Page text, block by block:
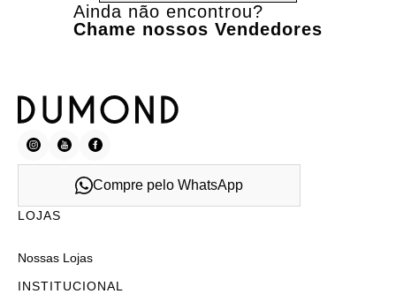
Ainda não encontrou?
Chame nossos Vendedores
Compre pelo WhatsApp
LOJAS
Nossas Lojas
INSTITUCIONAL